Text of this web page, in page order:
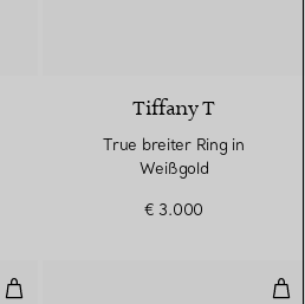
Tiffany T
True breiter Ring in
Weißgold
€ 3.000
Smile Armband in Weißgold